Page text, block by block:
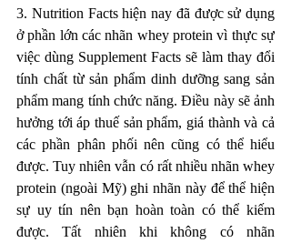
3. Nutrition Facts hiện nay đã được sử dụng
ở phần lớn các nhãn whey protein vì thực sự
việc dùng Supplement Facts sẽ làm thay đổi
tính chất từ sản phẩm dinh dưỡng sang sản
phẩm mang tính chức năng. Điều này sẽ ảnh
hưởng tới áp thuế sản phẩm, giá thành và cả
các phần phân phối nên cũng có thể hiểu
được. Tuy nhiên vẫn có rất nhiều nhãn whey
protein (ngoài Mỹ) ghi nhãn này để thể hiện
sự uy tín nên bạn hoàn toàn có thể kiếm
được. Tất nhiên khi không có nhãn